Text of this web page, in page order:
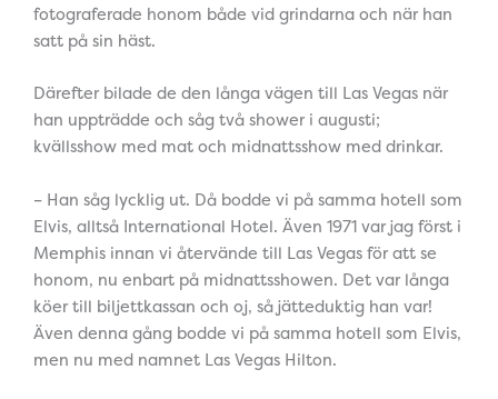
fotograferade honom både vid grindarna och när han
satt på sin häst.
Därefter bilade de den långa vägen till Las Vegas när
han uppträdde och såg två shower i augusti;
kvällsshow med mat och midnattsshow med drinkar.
– Han såg lycklig ut. Då bodde vi på samma hotell som
Elvis, alltså International Hotel. Även 1971 var jag först i
Memphis innan vi återvände till Las Vegas för att se
honom, nu enbart på midnattsshowen. Det var långa
köer till biljettkassan och oj, så jätteduktig han var!
Även denna gång bodde vi på samma hotell som Elvis,
men nu med namnet Las Vegas Hilton.